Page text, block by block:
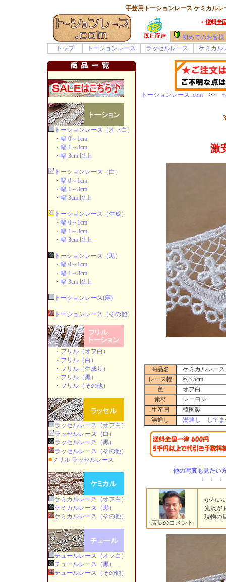
手芸用トーションレース ケミカル
初めてのお客様
トップ
トーションレース ラッセルレース ケミカル
トーションレース（オフ白）
・ 幅 0～1cm
・ 幅 1～3cm
・ 幅 3cm 以上
トーションレース（白）
・ 幅 0～1cm
・ 幅 1～3cm
・ 幅 3cm 以上
トーションレース（生成）
・ 幅 0～1cm
・ 幅 1～3cm
・ 幅 3cm 以上
トーションレース（黒）
・ 幅 0～1cm
・ 幅 1～3cm
・ 幅 3cm 以上
トーションレース(麻)
トーションレース（その他）
・ フリル（オフ白）
・ フリル（白）
・ フリル（生成り）
・ フリル（黒）
・ フリル（その他）
ラッセルレース（オフ白）
ラッセルレース（白）
ラッセルレース（黒）
ラッセルレース（その他）
■フリル ラッセルレース
ケミカルレース（オフ白）
ケミカルレース（黒）
ケミカルレース（その他）
チュールレース（オフ白）
チュールレース（黒）
チュールレース（その他）
トーションレース .com>>
激
商品名
ケミカルレー
レース幅
約3.5cm
色
オフ白
素材
レーヨン
生産国
韓国製
湯通し
湯通し してま
他の写真も見たい
↓ ↓ ↓
店長のコメント
かわい
光沢が
現物の